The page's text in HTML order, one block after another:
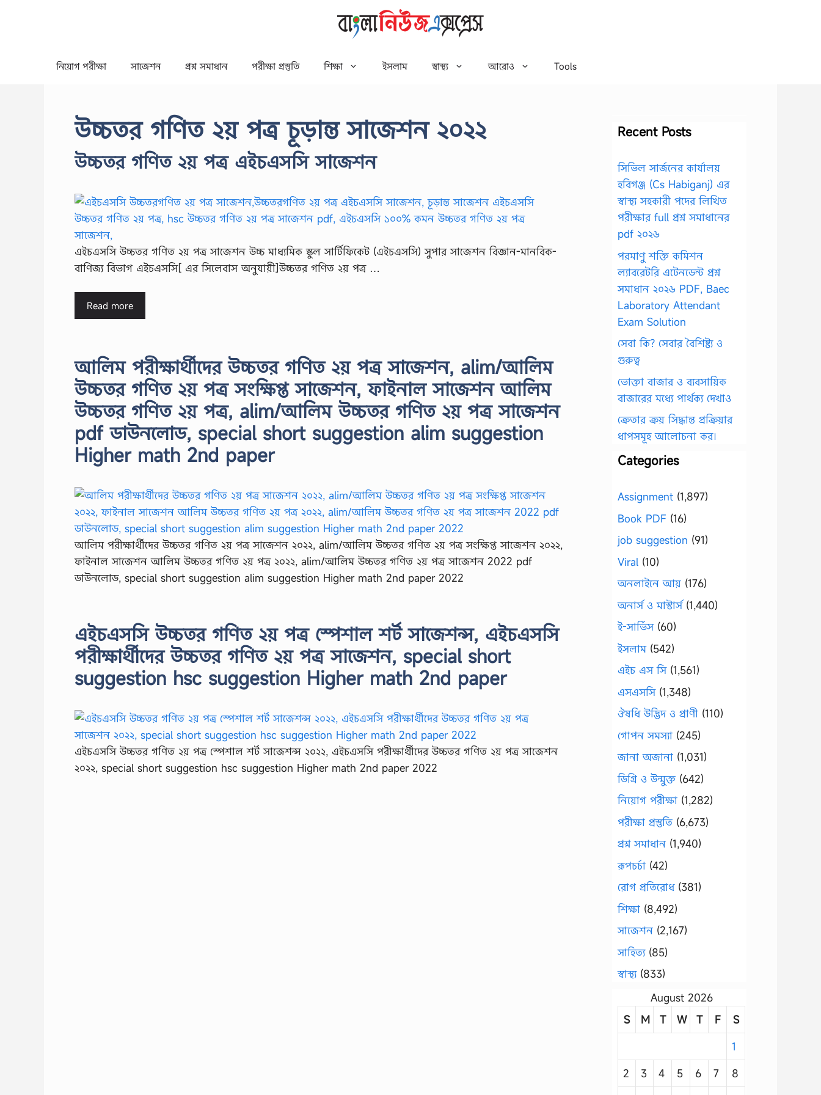
নিয়োগ পরীক্ষা সাজেশন প্রশ্ন সমাধান পরীক্ষা প্রস্তুতি শিক্ষা ইসলাম স্বাস্থ্য আরোও Tools
উচ্চতর গণিত ২য় পত্র চূড়ান্ত সাজেশন ২০২২
উচ্চতর গণিত ২য় পত্র এইচএসসি সাজেশন
এইচএসসি উচ্চতর গণিত ২য় পত্র সাজেশন উচ্চ মাধ্যমিক স্কুল সার্টিফিকেট (এইচএসসি) সুপার সাজেশন বিজ্ঞান-মানবিক-
বাণিজ্য বিভাগ এইচএসসি[ এর সিলেবাস অনুযায়ী]উচ্চতর গণিত ২য় পত্র …
Read more
আলিম পরীক্ষার্থীদের উচ্চতর গণিত ২য় পত্র সাজেশন, alim/আলিম
উচ্চতর গণিত ২য় পত্র সংক্ষিপ্ত সাজেশন, ফাইনাল সাজেশন আলিম
উচ্চতর গণিত ২য় পত্র, alim/আলিম উচ্চতর গণিত ২য় পত্র সাজেশন
pdf ডাউনলোড, special short suggestion alim suggestion
Higher math 2nd paper
আলিম পরীক্ষার্থীদের উচ্চতর গণিত ২য় পত্র সাজেশন ২০২২, alim/আলিম উচ্চতর গণিত ২য় পত্র সংক্ষিপ্ত সাজেশন ২০২২,
ফাইনাল সাজেশন আলিম উচ্চতর গণিত ২য় পত্র ২০২২, alim/আলিম উচ্চতর গণিত ২য় পত্র সাজেশন 2022 pdf
ডাউনলোড, special short suggestion alim suggestion Higher math 2nd paper 2022
এইচএসসি উচ্চতর গণিত ২য় পত্র স্পেশাল শর্ট সাজেশন্স, এইচএসসি
পরীক্ষার্থীদের উচ্চতর গণিত ২য় পত্র সাজেশন, special short
suggestion hsc suggestion Higher math 2nd paper
এইচএসসি উচ্চতর গণিত ২য় পত্র স্পেশাল শর্ট সাজেশন্স ২০২২, এইচএসসি পরীক্ষার্থীদের উচ্চতর গণিত ২য় পত্র সাজেশন
২০২২, special short suggestion hsc suggestion Higher math 2nd paper 2022
Recent Posts
সিভিল সার্জনের কার্যালয়
হবিগঞ্জ (Cs Habiganj) এর
স্বাস্থ্য সহকারী পদের লিখিত
পরীক্ষার full প্রশ্ন সমাধানের
pdf ২০২৬
পরমাণু শক্তি কমিশন
ল্যাবরেটরি এটেনডেন্ট প্রশ্ন
সমাধান ২০২৬ PDF, Baec
Laboratory Attendant
Exam Solution
সেবা কি? সেবার বৈশিষ্ট্য ও
গুরুত্ব
ভোক্তা বাজার ও ব্যবসায়িক
বাজারের মধ্যে পার্থক্য দেখাও
ক্রেতার ক্রয় সিদ্ধান্ত প্রক্রিয়ার
ধাপসমূহ আলোচনা কর।
Categories
Assignment (1,897)
Book PDF (16)
job suggestion (91)
Viral (10)
অনলাইনে আয় (176)
অনার্স ও মাস্টার্স(1,440)
ই-সার্ভিস(60)
ইসলাম(542)
এইচ এস সি(1,561)
এসএসসি(1,348)
ঔষধি উদ্ভিদ ও প্রাণী (110)
গোপন সমস্যা (245)
জানা অজানা (1,031)
ডিগ্রি ও উন্মুক্ত (642)
নিয়োগ পরীক্ষা (1,282)
পরীক্ষা প্রস্তুতি (6,673)
প্রশ্ন সমাধান (1,940)
রূপচর্চা (42)
রোগ প্রতিরোধ(381)
শিক্ষা (8,492)
সাজেশন (2,167)
সাহিত্য(85)
স্বাস্থ্য(833)
August 2026
S
M T W T F
S
1
2
3 4 5 6 7
8